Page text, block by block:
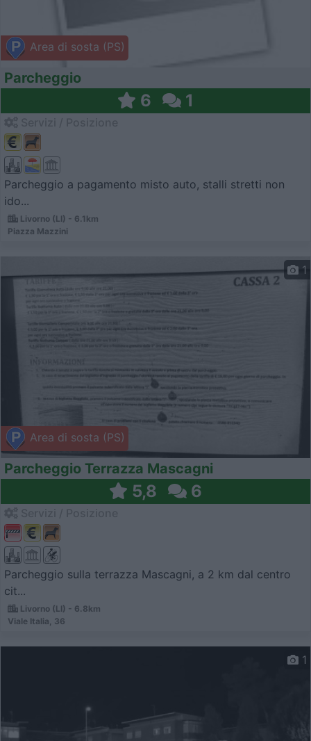
Area di sosta (PS)
Parcheggio
6 1
Parcheggio a pagamento misto auto, stalli stretti non
ido...
Livorno (LI) - 6.1km
Piazza Mazzini
Area di sosta (PS)
1
Parcheggio Terrazza Mascagni
5,8 6
Parcheggio sulla terrazza Mascagni, a 2 km dal centro
cit...
Livorno (LI) - 6.8km
Viale Italia, 36
1